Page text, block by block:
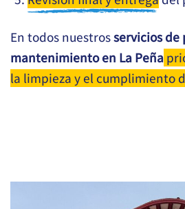
En todos nuestrosservicios de
mantenimiento en La Peña
la limpieza y el cumplimiento